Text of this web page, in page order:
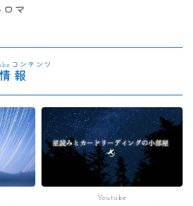
ロマ
コンテンツ
報
Youtube